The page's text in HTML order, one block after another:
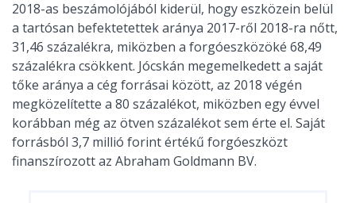
2018-as beszámolójából kiderül, hogy eszközein belül
a tartósan befektetettek aránya 2017-ről 2018-ra nőtt,
31,46 százalékra, miközben a forgóeszközöké 68,49
százalékra csökkent. Jócskán megemelkedett a saját
tőke aránya a cég forrásai között, az 2018 végén
megközelítette a 80 százalékot, miközben egy évvel
korábban még az ötven százalékot sem érte el. Saját
forrásból 3,7 millió forint értékű forgóeszközt
finanszírozott az Abraham Goldmann BV.